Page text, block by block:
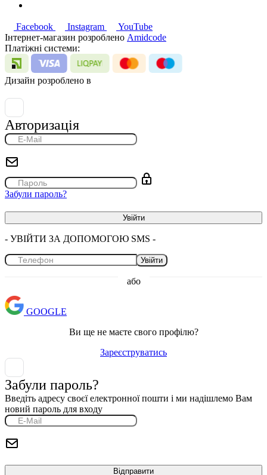
Facebook Instagram
YouTube
Інтернет-магазин розроблено Amidcode
Платіжні системи:
Дизайн розроблено в
Авторизація
Забули пароль?
- УВІЙТИ ЗА ДОПОМОГОЮ SMS -
Увійти
або
GOOGLE
Ви ще не маєте свого профілю?
Зареєструватись
Забули пароль?
Введіть адресу своєї електронної пошти і ми надішлемо Вам
новий пароль для входу